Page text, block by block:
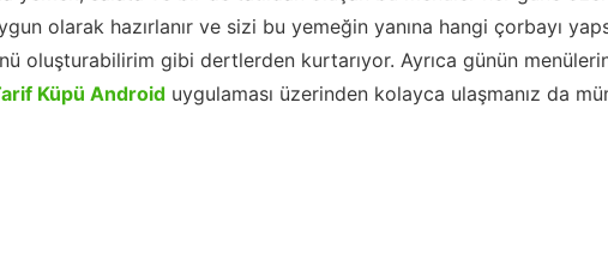
olarak hazırlanır ve sizi bu yemeğin yanına hangi çorbayı
oluşturabilirim gibi dertlerden kurtarıyor. Ayrıca günün
Küpü Android uygulaması üzerinden kolayca ulaşmanız da